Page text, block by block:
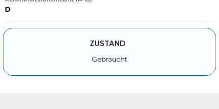
D
ZUSTAND
Gebraucht